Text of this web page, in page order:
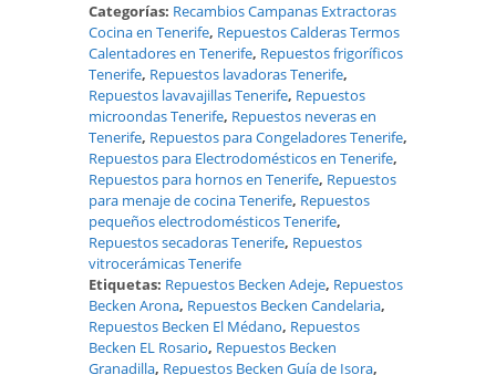
Categorías: Recambios Campanas Extractoras
Cocina en Tenerife, Repuestos Calderas Termos
Calentadores en Tenerife, Repuestos frigoríficos
Tenerife, Repuestos lavadoras Tenerife,
Repuestos lavavajillas Tenerife, Repuestos
microondas Tenerife, Repuestos neveras en
Tenerife, Repuestos para Congeladores Tenerife,
Repuestos para Electrodomésticos en Tenerife,
Repuestos para hornos en Tenerife, Repuestos
para menaje de cocina Tenerife, Repuestos
pequeños electrodomésticos Tenerife,
Repuestos secadoras Tenerife, Repuestos
vitrocerámicas Tenerife
Etiquetas: Repuestos Becken Adeje, Repuestos
Becken Arona, Repuestos Becken Candelaria,
Repuestos Becken El Médano, Repuestos
Becken EL Rosario, Repuestos Becken
Granadilla, Repuestos Becken Guía de Isora,